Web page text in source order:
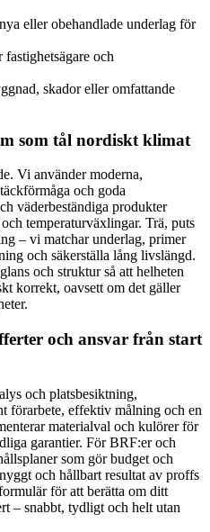
eller obehandlade underlag för
och
skador eller omfattande
som tål nordiskt klimat
Vi använder moderna,
och goda
väderbeständiga produkter
temperaturväxlingar. Trä, puts
– vi matchar underlag, primer
och säkerställa lång livslängd.
och struktur så att helheten
korrekt, oavsett om det gäller
och ansvar från start
och platsbesiktning,
förarbete, effektiv målning och en
materialval och kulörer för
garantier. För BRF:er och
som gör budget och
och hållbart resultat av proffs
för att berätta om ditt
– snabbt, tydligt och helt utan